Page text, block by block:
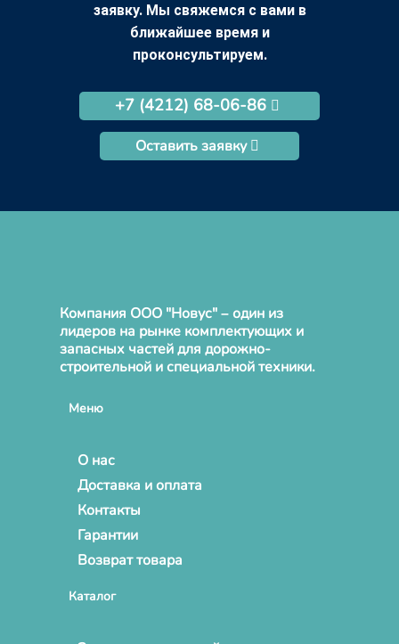
заявку. Мы свяжемся с вами в
ближайшее время и
проконсультируем.
+7 (4212) 68-06-86
Оставить заявку
Компания ООО "Новус" – один из
лидеров на рынке комплектующих и
запасных частей для дорожно-
строительной и специальной техники.
Меню
О нас
Доставка и оплата
Контакты
Гарантии
Возврат товара
Каталог